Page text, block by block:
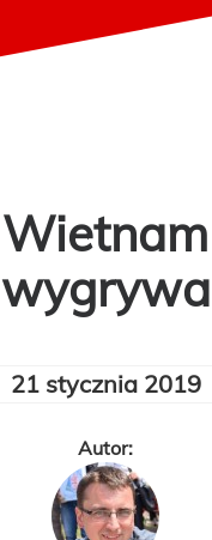
Wietnam
wygrywa
21 stycznia 2019
Autor: